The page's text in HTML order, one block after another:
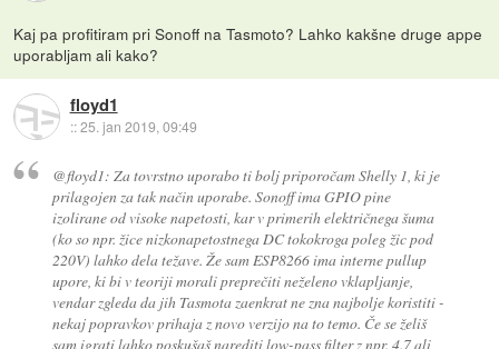
Kaj pa profitiram pri Sonoff na Tasmoto? Lahko kakšne druge appe
uporabljam ali kako?
floyd1
::25. jan 2019, 09:49
@floyd1: Za tovrstno uporabo ti bolj priporočam Shelly 1, ki je
prilagojen za tak način uporabe. Sonoff ima GPIO pine
izolirane od visoke napetosti, kar v primerih električnega šuma
(ko so npr. žice nizkonapetostnega DC tokokroga poleg žic pod
220V) lahko dela težave. Že sam ESP8266 ima interne pullup
upore, ki bi v teoriji morali preprečiti neželeno vklapljanje,
vendar zgleda da jih Tasmota zaenkrat ne zna najbolje koristiti -
nekaj popravkov prihaja z novo verzijo na to temo. Če se želiš
sam igrati lahko poskušaš narediti low-pass filter z npr. 4.7 ali